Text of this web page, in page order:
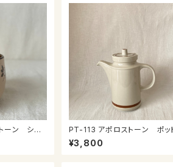
ーン シュ
PT-113 アポロストーン ポッ
¥3,800